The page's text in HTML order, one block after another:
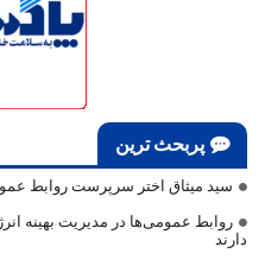
پربحث ترین
سید میثاق اختر سرپرست روابط
روابط عمومی‌ها در مدیریت بهینه
دارند